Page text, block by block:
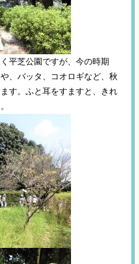
平芝公園ですが、今の時期
、バッタ、コオロギなど、秋
す。ふと耳をすますと、きれ